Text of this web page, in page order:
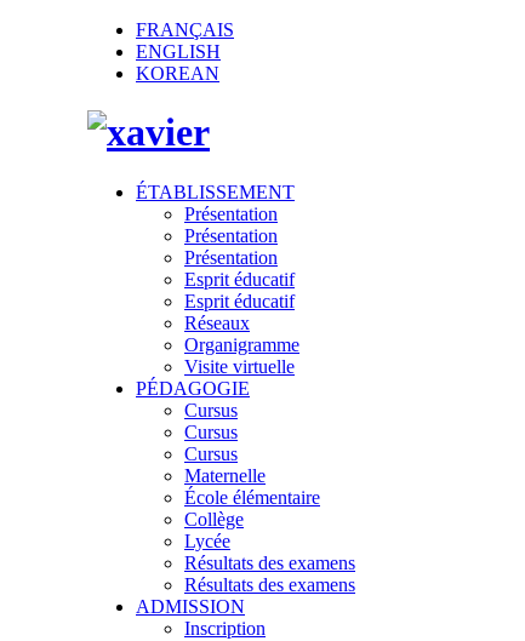
FRANÇAIS
ENGLISH
KOREAN
ÉTABLISSEMENT
Présentation
Présentation
Présentation
Esprit éducatif
Esprit éducatif
Réseaux
Organigramme
Visite virtuelle
PÉDAGOGIE
Cursus
Cursus
Cursus
Maternelle
École élémentaire
Collège
Lycée
Résultats des examens
Résultats des examens
ADMISSION
Inscription